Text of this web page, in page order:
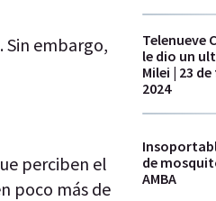
. Sin embargo,
perciben el
poco más de
Telenueve
le dio un
Milei | 23
2024
de
AMBA